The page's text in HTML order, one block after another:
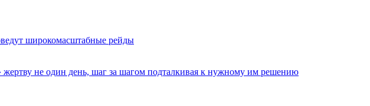
широкомасштабные рейды
не один день, шаг за шагом подталкивая к нужному им решению